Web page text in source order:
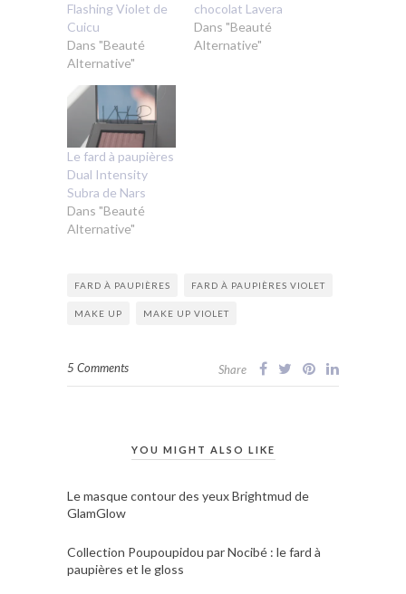
Flashing Violet de
Cuicu
Dans "Beauté
Alternative"
chocolat Lavera
Dans "Beauté
Alternative"
Le fard à paupières
Dual Intensity
Subra de Nars
Dans "Beauté
Alternative"
FARD À PAUPIÈRES FARD À PAUPIÈRES VIOLET
MAKE UP MAKE UP VIOLET
5 Comments Share
YOU MIGHT ALSO LIKE
Le masque contour des yeux Brightmud de
GlamGlow
Collection Poupoupidou par Nocibé : le fard à
paupières et le gloss